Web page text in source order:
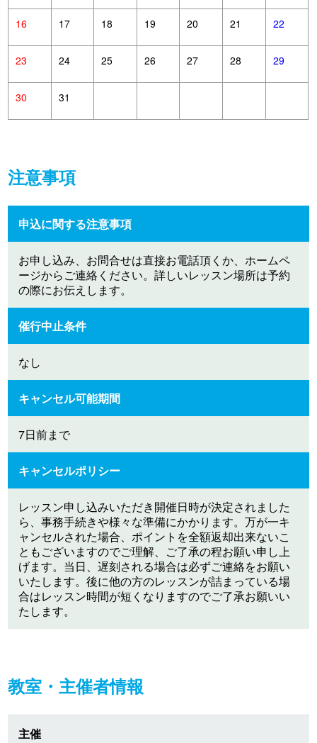
16 17 18 19 20 21 22
23 24 25 26 27 28 29
30 31
注意事項
申込に関する注意事項
お申し込み、お問合せは直接お電話頂くか、ホームペ
ージからご連絡ください。詳しいレッスン場所は予約
の際にお伝えします。
催行中止条件
なし
キャンセル可能期間
7日前まで
キャンセルポリシー
レッスン申し込みいただき開催日時が決定されました
ら、事務手続きや様々な準備にかかります。万が一キ
ャンセルされた場合、ポイントを全額返却出来ないこ
ともございますのでご理解、ご了承の程お願い申し上
げます。当日、遅刻される場合は必ずご連絡をお願い
いたします。後に他の方のレッスンが詰まっている場
合はレッスン時間が短くなりますのでご了承お願いい
たします。
教室・主催者情報
主催